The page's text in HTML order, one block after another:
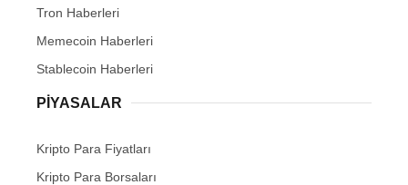
Tron Haberleri
Memecoin Haberleri
Stablecoin Haberleri
PIYASALAR
Kripto Para Fiyatları
Kripto Para Borsaları